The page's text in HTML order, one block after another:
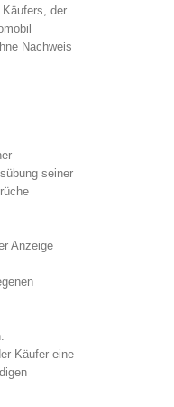
der
Nachweis
seiner
Anzeige
Käufer eine